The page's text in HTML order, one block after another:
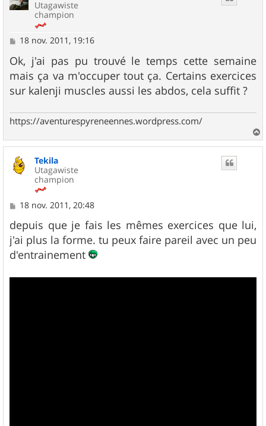
Utagawiste
champion
M
s
s
a
g
e
18 nov. 2011, 19:16
Ok, j'ai pas pu trouvé le temps cette semaine
mais ça va m'occuper tout ça. Certains exercices
sur kalenji muscles aussi les abdos, cela suffit ?
https://aventurespyreneennes.wordpress.com/
a
Tekila
Utagawiste
champion
M
s
s
a
g
e
18 nov. 2011, 20:48
depuis que je fais les mêmes exercices que lui,
j'ai plus la forme. tu peux faire pareil avec un peu
d'entrainement